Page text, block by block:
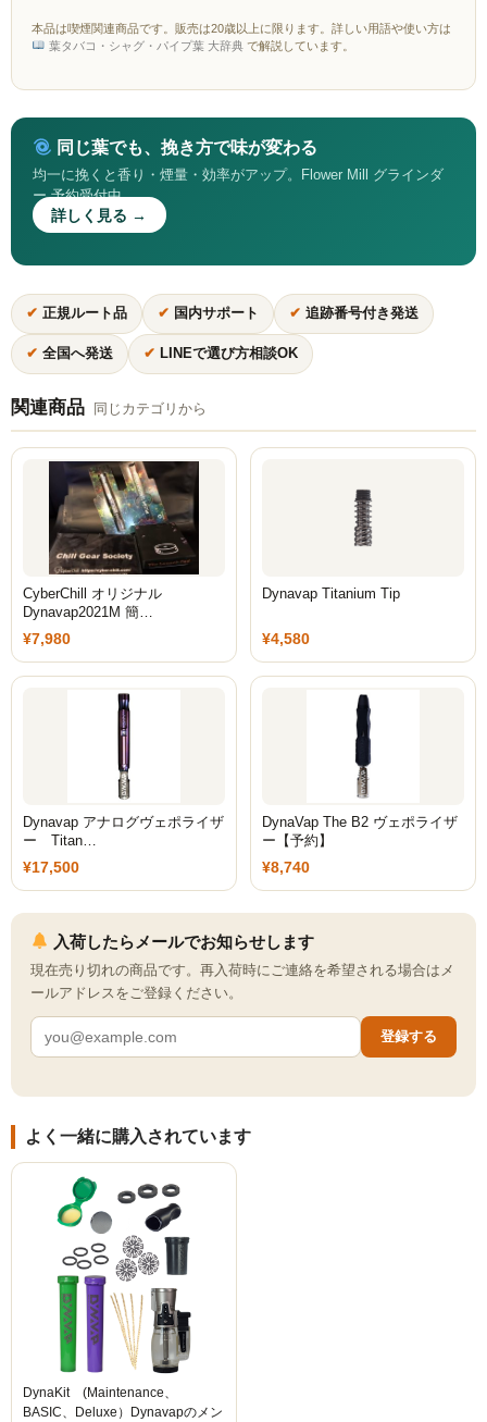
Social Smoke
FML
FUMARI
Ugly
NirvanaSuperShisha
SEBERO
SPLIT
Azure
ZOMO
Tangiers
ベース（花瓶）
シーシャ 炭
DAVINCI
ZEUS
H R
DOTMOD
Arizer
Tinymight
Dynavap
Dynavap本体
Dynavapパーツ
IH
本品は喫煙関連商品です。販売は20歳以上に限ります。詳しい用語や使い方は
葉タバコ・シャグ・パイプ葉 大辞典 で解説しています。
同じ葉でも、挽き方で味が変わる
均一に挽くと香り・煙量・効率がアップ。Flower Mill グラインダ
ー 予約受付中
詳しく見る →
✔ 正規ルート品 ✔ 国内サポート ✔ 追跡番号付き発送
✔ 全国へ発送 ✔ LINEで選び方相談OK
関連商品 同じカテゴリから
CyberChill オリジナル
Dynavap2021M 簡…
¥7,980
Dynavap Titanium Tip
¥4,580
Dynavap アナログヴェポライザ
ー Titan…
¥17,500
DynaVap The B2 ヴェポライザ
ー【予約】
¥8,740
入荷したらメールでお知らせします
現在売り切れの商品です。再入荷時にご連絡を希望される場合はメ
ールアドレスをご登録ください。
登録する
よく一緒に購入されています
DynaKit (Maintenance、
BASIC、Deluxe）Dynavapのメン